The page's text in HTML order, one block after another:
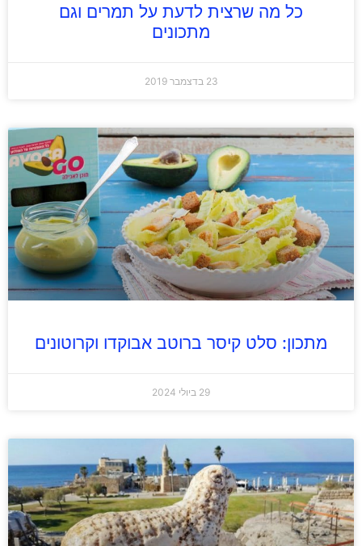
כל מה שרצית לדעת על תמרים וגם
מתכונים
23 בדצמבר 2019
מתכון: סלט קיסר ברוטב אבוקדו וקרוטונים
29 ביולי 2024